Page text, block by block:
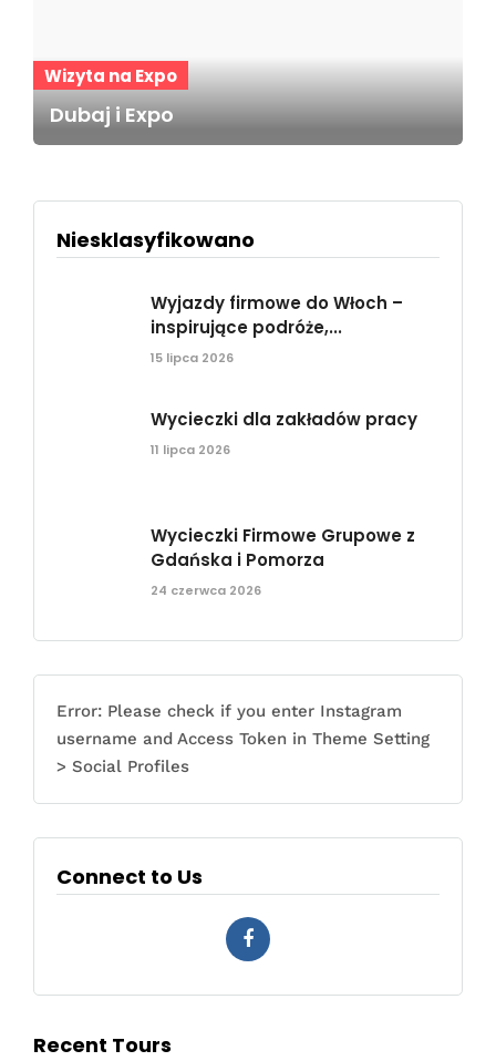
Wizyta na Expo
Dubaj i Expo
Niesklasyfikowano
Wyjazdy firmowe do Włoch –
inspirujące podróże,...
15 lipca 2026
Wycieczki dla zakładów pracy
11 lipca 2026
Wycieczki Firmowe Grupowe z
Gdańska i Pomorza
24 czerwca 2026
Error: Please check if you enter Instagram
username and Access Token in Theme Setting
> Social Profiles
Connect to Us
Recent Tours